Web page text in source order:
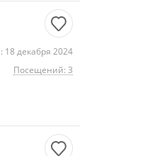
18 декабря 2024
Посещений: 3